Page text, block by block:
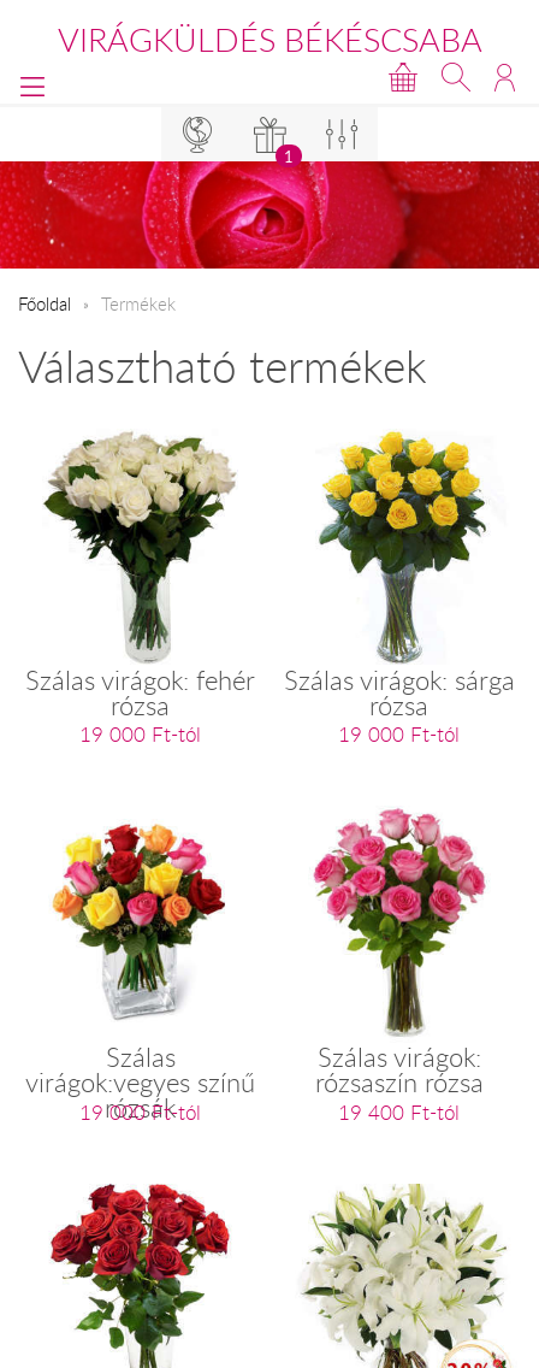
VIRÁGKÜLDÉS BÉKÉSCSABA
1
Főoldal Termékek
Választható termékek
Szálas virágok: fehér
rózsa
19 000 Ft-tól
Szálas virágok: sárga
rózsa
19 000 Ft-tól
Szálas
virágok:vegyes színű
rózsák
19 000 Ft-tól
Szálas virágok:
rózsaszín rózsa
19 400 Ft-tól